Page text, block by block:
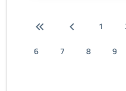
1
6
7 8 9